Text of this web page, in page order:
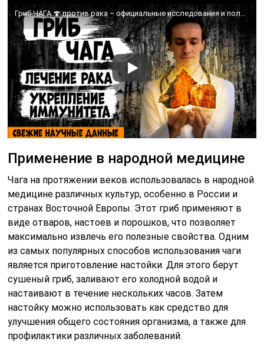
Применение в народной медицине
Чага на протяжении веков использовалась в народной
медицине различных культур, особенно в России и
странах Восточной Европы. Этот гриб применяют в
виде отваров, настоев и порошков, что позволяет
максимально извлечь его полезные свойства. Одним
из самых популярных способов использования чаги
является приготовление настойки. Для этого берут
сушеный гриб, заливают его холодной водой и
настаивают в течение нескольких часов. Затем
настойку можно использовать как средство для
улучшения общего состояния организма, а также для
профилактики различных заболеваний.